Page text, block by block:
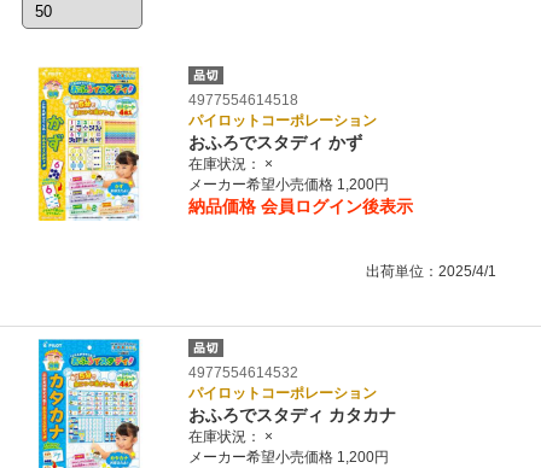
4977554614518
パイロットコーポレーション
おふろでスタディ かず
在庫状況：
×
メーカー希望小売価格 1,200円
納品価格 会員ログイン後表示
出荷単位：2025/4/1
4977554614532
パイロットコーポレーション
おふろでスタディ カタカナ
在庫状況：
×
メーカー希望小売価格 1,200円